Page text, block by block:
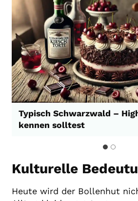
Typisch Schwarzwald –
kennen solltest
Kulturelle
Heute wird der Bollenhut